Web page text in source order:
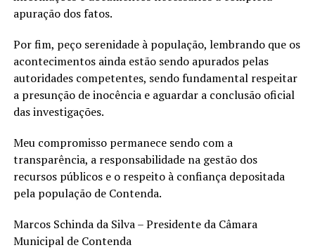
apuração dos fatos.
Por fim, peço serenidade à população, lembrando que os
acontecimentos ainda estão sendo apurados pelas
autoridades competentes, sendo fundamental respeitar
a presunção de inocência e aguardar a conclusão oficial
das investigações.
Meu compromisso permanece sendo com a
transparência, a responsabilidade na gestão dos
recursos públicos e o respeito à confiança depositada
pela população de Contenda.
Marcos Schinda da Silva – Presidente da Câmara
Municipal de Contenda